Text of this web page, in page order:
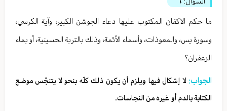
ما حكم الاكفان المكتوب عليها دعاء الجوشن الكبير، وآية الكرسي،
وسورة يس، والمعوذات، وأسماء الأئمة، وذلك بالتربة الحسينية، أو بماء
الزعفران؟
الجواب: لا إشكال فيها ويلزم أن يكون ذلك كلّه بنحو لا يتنجّس موضع
الكتابة بالدم أو غيره من النجاسات.